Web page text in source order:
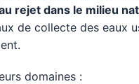
rejet dans le milieu
de collecte des eaux
domaines :